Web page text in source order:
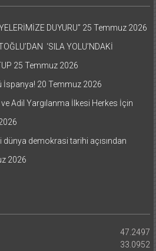
DUYURU” 25 Temmuz 2026
‘SILA YOLU’NDAKİ
25 Temmuz 2026
İspanya! 20 Temmuz 2026
Adil Yargılanma İlkesi Herkes İçin
dünya demokrasi tarihi açısından
2026
47.2497
33.0952